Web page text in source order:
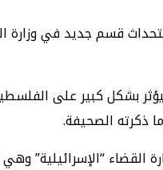
هآرتس، يوم الأحد 1/12/2024، عن
بشكل كبير على
ذكرته الصحيفة.